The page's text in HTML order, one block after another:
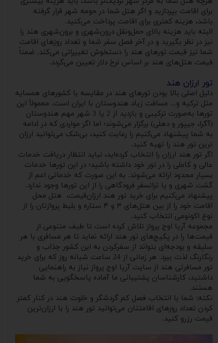
برای اقامت بپردازید و اگر هتل شما در حومه شهر قرار گرفته
باشد، هزینه کمتری برای اقامت پرداخت می‌کنید.
البته باید هزینه بالای حمل‌ونقل درون‌شهری و برون‌شهری هند را
نیز در نظر بگیرید و در آخر فصل سفر شما و تعداد روزهای اقامت
شما نیز قیمت تورهای هند را دستخوش تغییراتی می‌کند. ضمناً
قیمت هتل‌های هند بر اساس نرخ دلار تعیین می‌گردد.
تور ارزان هند
دلیل اصلی بالا بودن تورهای هند در مقایسه با کشورهای همسایه
مثل ترکیه و... مسافت زیاد هندوستان با ایران است. معمولاً این
تورها به‌صورت ترکیبی و بازدید از 2 یا 3 شهر مهم هندوستان
(آگرا، جیپور و دهلی) برگزار می‌شوند؛ اما اگر مواردی که در ادامه
به شما پیشنهاد می‌کنیم را رعایت کنید، بی‌شک می‌توانید ارزان
ترین تور هند را تهیه کنید.
اگر تور هند ارزان را انتخاب کرده‌اید، نباید انتظار دریافت خدمات
عالی و کاملی را در تور خود داشته باشید؛ در این تورها خدمات
بسیار محدود ارائه می‌شوند. به این صورت که خدماتی اعم از
گشت شهری و یا ترانسفر فرودگاهی را از این تورها وجود ندارد.
پیشنهاد می‌کنیم برای خرید تور هند ارزان‌قیمت، هتل محل
اقامت خود را از بین هتل‌های ۳ و ۴ ستاره و بلیط پروازتان را از
نوع اکونومی انتخاب کنید.
مجموعه آریا اوج پرواز تلاش کرده است تا طیف متنوعی از
قیمت‌ها را در پکیج‌های تور هند ارائه نماید تا هر مسافری با هر
سلیقه و بودجه‌ای بتواند از سفرکردن به این کشور جذاب و
رنگارنگ لذت ببرد. هر زمانی از 24 ساعت شبانه روز که برای خرید
تور مسافرتی هند از سایت آریا اوج پرواز نیاز به راهنمایی
داشتید، کارشناسان پشتیبانی ما آماده پاسخگویی به شما
هستند.
نکته: شما با انتخاب فصل کم گردشگر و خلوت هند در کنار کمتر
کردن تعداد روزهای اقامتتان می‎‌توانید تور هند را با ارزان‌ترین
قیمت رزرو کنید.